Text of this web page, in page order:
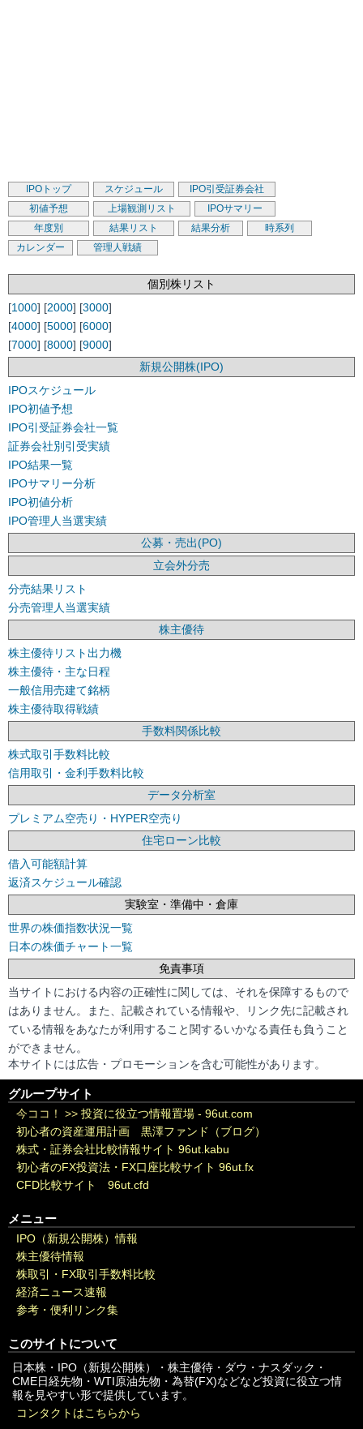
IPOトップ スケジュール
IPO引受証券会社
初値予想
上場観測リスト
IPOサマリー
年度別
結果リスト 結果分析
時系列
カレンダー
管理人戦績
個別株リスト
[1000] [2000] [3000]
[4000] [5000] [6000]
[7000] [8000] [9000]
新規公開株(IPO)
IPOスケジュール
IPO初値予想
IPO引受証券会社一覧
証券会社別引受実績
IPO結果一覧
IPOサマリー分析
IPO初値分析
IPO管理人当選実績
公募・売出(PO)
立会外分売
分売結果リスト
分売管理人当選実績
株主優待
株主優待リスト出力機
株主優待・主な日程
一般信用売建て銘柄
株主優待取得戦績
手数料関係比較
株式取引手数料比較
信用取引・金利手数料比較
データ分析室
プレミアム空売り・HYPER空売り
住宅ローン比較
借入可能額計算
返済スケジュール確認
実験室・準備中・倉庫
世界の株価指数状況一覧
日本の株価チャート一覧
免責事項
当サイトにおける内容の正確性に関しては、それを保障するもので
はありません。また、記載されている情報や、リンク先に記載され
ている情報をあなたが利用すること関するいかなる責任も負うこと
ができません。
本サイトには広告・プロモーションを含む可能性があります。
グループサイト
今ココ！ >> 投資に役立つ情報置場 - 96ut.com
初心者の資産運用計画 黒澤ファンド（ブログ）
株式・証券会社比較情報サイト 96ut.kabu
初心者のFX投資法・FX口座比較サイト 96ut.fx
CFD比較サイト 96ut.cfd
メニュー
IPO（新規公開株）情報
株主優待情報
株取引・FX取引手数料比較
経済ニュース速報
参考・便利リンク集
このサイトについて
日本株・IPO（新規公開株）・株主優待・ダウ・ナスダック・
CME日経先物・WTI原油先物・為替(FX)などなど投資に役立つ情
報を見やすい形で提供しています。
コンタクトはこちらから